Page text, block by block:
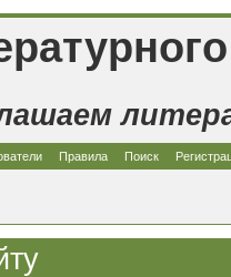
Правила Поиск